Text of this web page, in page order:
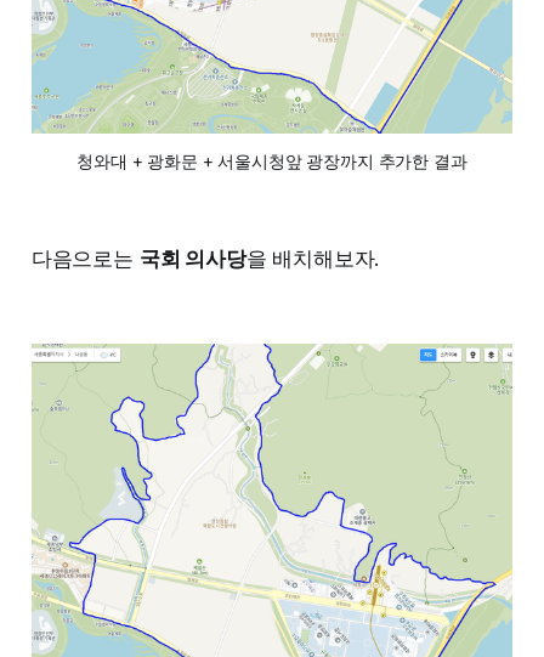
청와대 + 광화문 + 서울시청앞 광장까지 추가한 결과
다음으로는 국회 의사당을 배치해보자.